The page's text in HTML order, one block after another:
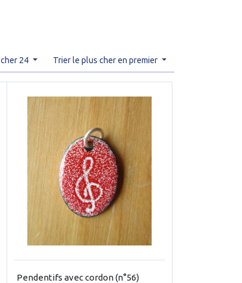
24 Trier le plus cher en premier
Pendentifs avec cordon (n°56)